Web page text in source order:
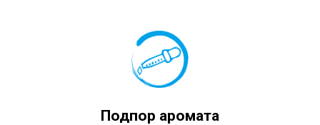
Подпор аромата